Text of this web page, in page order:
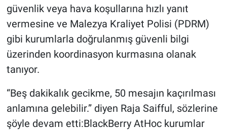
güvenlik veya hava koşullarına hızlı yanıt
vermesine ve Malezya Kraliyet Polisi (PDRM)
gibi kurumlarla doğrulanmış güvenli bilgi
üzerinden koordinasyon kurmasına olanak
tanıyor.
“Beş dakikalık gecikme, 50 mesajın kaçırılması
anlamına gelebilir.” diyen Raja Saifful, sözlerine
şöyle devam etti:BlackBerry AtHoc kurumlar